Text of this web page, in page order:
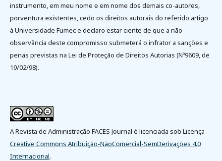
instrumento, em meu nome e em nome dos demais co-autores,
porventura existentes, cedo os direitos autorais do referido artigo
à Universidade Fumec e declaro estar ciente de que a não
observância deste compromisso submeterá o infrator a sanções e
penas previstas na Lei de Proteção de Direitos Autorias (Nº9609, de
19/02/98).
A Revista de Administração FACES Journal é licenciada sob Licença
Creative Commons Atribuição-NãoComercial-SemDerivações 4.0
Internacional.